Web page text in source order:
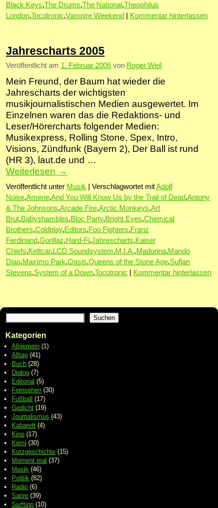
Black Keys,The Drums,The National,Theophilus
London,Tocotronic,Vampire Weekend Kommentar hinterlassen
Jahrescharts 2005
Veröffentlicht am 1. Februar 2006 von Roger Weil
Mein Freund, der Baum hat wieder die
Jahrescharts der wichtigsten
musikjournalistischen Medien ausgewertet. Im
Einzelnen waren das die Redaktions- und
Leser/Hörercharts folgender Medien:
Musikexpress, Rolling Stone, Spex, Intro,
Visions, Zündfunk (Bayern 2), Der Ball ist rund
(HR 3), laut.de und …
Weiterlesen →
Veröffentlicht unter Musik Verschlagwortet mitAdolf
Noise,Amerie,And You Will Know Us by the Trail of Dead,Antony
& The Johnsons,Arcade Fire,Arctic Monkeys,Art
Brut,Babyshambles,Bloc Party,Bright Eyes,Chemical
Brothers,Coldplay,Editors,Foo Fighters,Franz
Ferdinand,Gorillaz,Hard-Fi,Jahrescharts,Kaiser
Chiefs,Kettcar, LCD Soundsystem,M.I.A.,Madonna,Mando
Diao,Maxïmo Park,Oasis,Queens of the Stone Age,Sufjan
Stevens,System of a Down,Tocotronic Kommentar hinterlassen
Suchen
Kategorien
Allgemein (1)
Alltag (41)
Buch (28)
Dialog (7)
Editorial (5)
Fernsehen (30)
Fußball (17)
Gedicht (19)
Journalismus (43)
Kabarett (4)
Kino (17)
Krimi (30)
Kurzgeschichte (15)
Moment mal (37)
Musik (46)
Politik (82)
Radio (6)
Satire (39)
Surftipp (10)